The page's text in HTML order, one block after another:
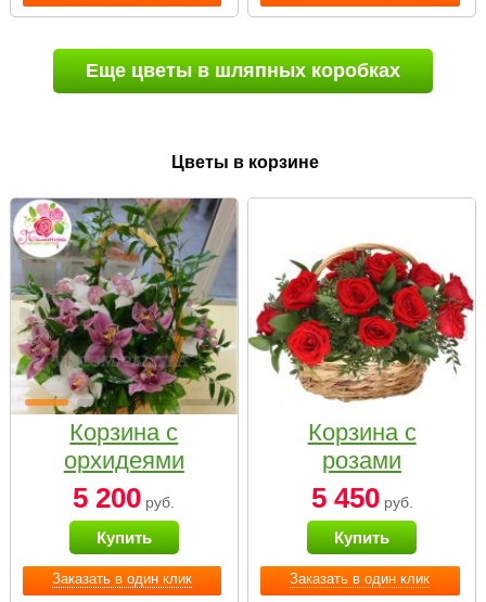
Еще цветы в шляпных коробках
Цветы в корзине
Заказать в один клик
Корзина с
орхидеями
малая
5 200 руб.
Купить
Заказать в один клик
Корзина с
розами
«Красный
Париж»
5 450руб.
Купить